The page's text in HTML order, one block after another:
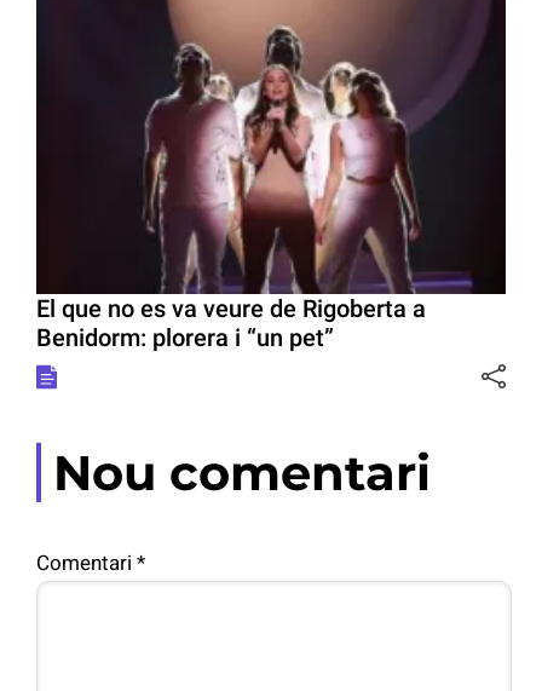
El que no es va veure de Rigoberta a
Benidorm: plorera i “un pet”
Nou comentari
Comentari *